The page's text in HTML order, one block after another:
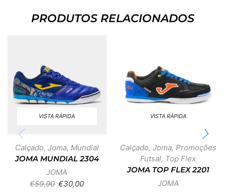
PRODUTOS RELACIONADOS
VISTA RÁPIDA
Calçado, Joma, Mundial
JOMA MUNDIAL 2304
JOMA
€59,90 €30,00
VISTA RÁPIDA
Calçado, Joma, Promoções
Futsal, Top Flex
JOMA TOP FLEX 2201
JOMA